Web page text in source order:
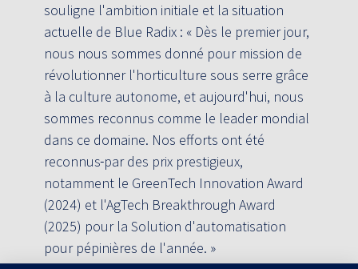
souligne l'ambition initiale et la situation
actuelle de Blue Radix : « Dès le premier jour,
nous nous sommes donné pour mission de
révolutionner l'horticulture sous serre grâce
à la culture autonome, et aujourd'hui, nous
sommes reconnus comme le leader mondial
dans ce domaine. Nos efforts ont été
reconnuspar des prix prestigieux,
notamment le GreenTech Innovation Award
(2024) et l'AgTech Breakthrough Award
(2025) pour la Solution d'automatisation
pour pépinières de l'année. »